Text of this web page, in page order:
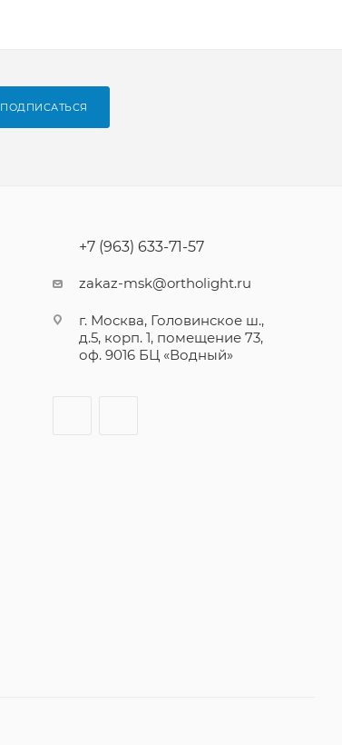
ПОДПИСАТЬСЯ
+7 (963) 633-71-57
zakaz-msk@ortholight.ru
г. Москва, Головинское ш.,
д.5, корп. 1, помещение 73,
оф. 9016 БЦ «Водный»